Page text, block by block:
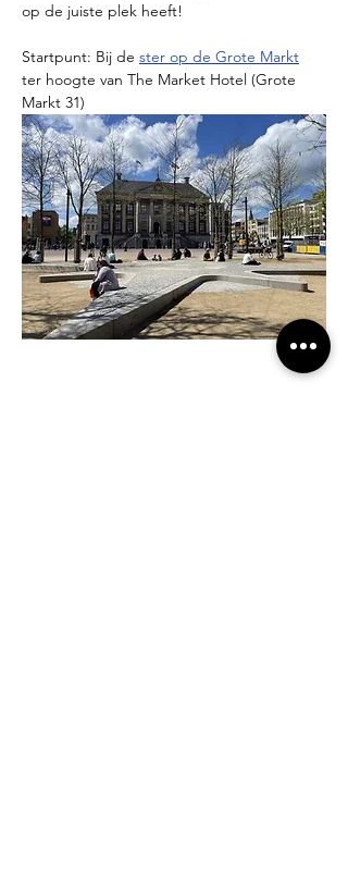
op de juiste plek heeft!
Startpunt: Bij de ster op de Grote Markt
ter hoogte van The Market Hotel (Grote
Markt 31)